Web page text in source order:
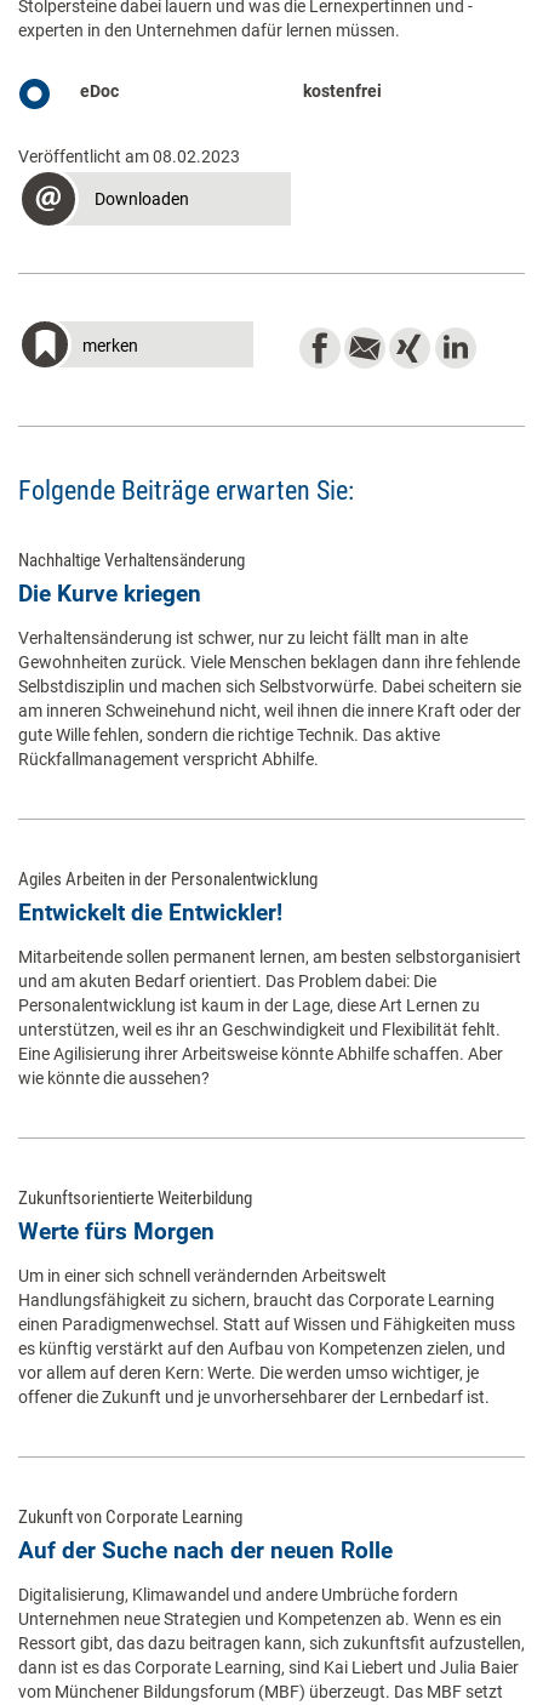
Stolpersteine dabei lauern und was die Lernexpertinnen und -
experten in den Unternehmen dafür lernen müssen.
eDoc kostenfrei
Veröffentlicht am 08.02.2023
Downloaden
merken
Folgende Beiträge erwarten Sie:
Nachhaltige Verhaltensänderung
Die Kurve kriegen
Verhaltensänderung ist schwer, nur zu leicht fällt man in alte
Gewohnheiten zurück. Viele Menschen beklagen dann ihre fehlende
Selbstdisziplin und machen sich Selbstvorwürfe. Dabei scheitern sie
am inneren Schweinehund nicht, weil ihnen die innere Kraft oder der
gute Wille fehlen, sondern die richtige Technik. Das aktive
Rückfallmanagement verspricht Abhilfe.
Agiles Arbeiten in der Personalentwicklung
Entwickelt die Entwickler!
Mitarbeitende sollen permanent lernen, am besten selbstorganisiert
und am akuten Bedarf orientiert. Das Problem dabei: Die
Personalentwicklung ist kaum in der Lage, diese Art Lernen zu
unterstützen, weil es ihr an Geschwindigkeit und Flexibilität fehlt.
Eine Agilisierung ihrer Arbeitsweise könnte Abhilfe schaffen. Aber
wie könnte die aussehen?
Zukunftsorientierte Weiterbildung
Werte fürs Morgen
Um in einer sich schnell verändernden Arbeitswelt
Handlungsfähigkeit zu sichern, braucht das Corporate Learning
einen Paradigmenwechsel. Statt auf Wissen und Fähigkeiten muss
es künftig verstärkt auf den Aufbau von Kompetenzen zielen, und
vor allem auf deren Kern: Werte. Die werden umso wichtiger, je
offener die Zukunft und je unvorhersehbarer der Lernbedarf ist.
Zukunft von Corporate Learning
Auf der Suche nach der neuen Rolle
Digitalisierung, Klimawandel und andere Umbrüche fordern
Unternehmen neue Strategien und Kompetenzen ab. Wenn es ein
Ressort gibt, das dazu beitragen kann, sich zukunftsfit aufzustellen,
dann ist es das Corporate Learning, sind Kai Liebert und Julia Baier
vom Münchener Bildungsforum (MBF) überzeugt. Das MBF setzt